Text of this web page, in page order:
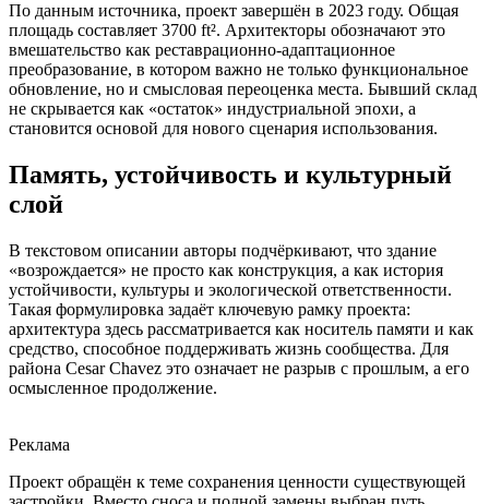
По данным источника, проект завершён в 2023 году. Общая
площадь составляет 3700 ft². Архитекторы обозначают это
вмешательство как реставрационно-адаптационное
преобразование, в котором важно не только функциональное
обновление, но и смысловая переоценка места. Бывший склад
не скрывается как «остаток» индустриальной эпохи, а
становится основой для нового сценария использования.
Память, устойчивость и культурный
слой
В текстовом описании авторы подчёркивают, что здание
«возрождается» не просто как конструкция, а как история
устойчивости, культуры и экологической ответственности.
Такая формулировка задаёт ключевую рамку проекта:
архитектура здесь рассматривается как носитель памяти и как
средство, способное поддерживать жизнь сообщества. Для
района Cesar Chavez это означает не разрыв с прошлым, а его
осмысленное продолжение.
Реклама
Проект обращён к теме сохранения ценности существующей